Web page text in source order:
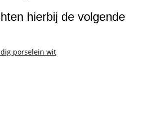
hierbij de volgende